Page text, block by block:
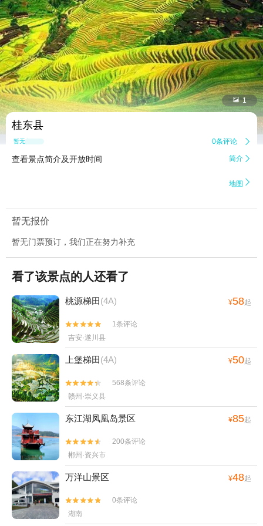
 1
桂东县
暂无点评 0条评论 
查看景点简介及开放时间 简介 
地图 
暂无报价
暂无门票预订，我们正在努力补充
看了该景点的人还看了
桃源梯田(4A) ¥58起


1条评论
吉安·遂川县
上堡梯田(4A) ¥50起


568条评论
赣州·崇义县
东江湖凤凰岛景区 ¥85起


200条评论
郴州·资兴市
万洋山景区 ¥48起


0条评论
湖南
